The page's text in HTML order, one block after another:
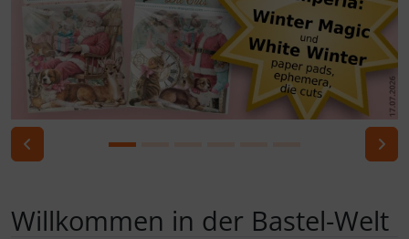
Previous
Willkommen in der Bastel-Welt